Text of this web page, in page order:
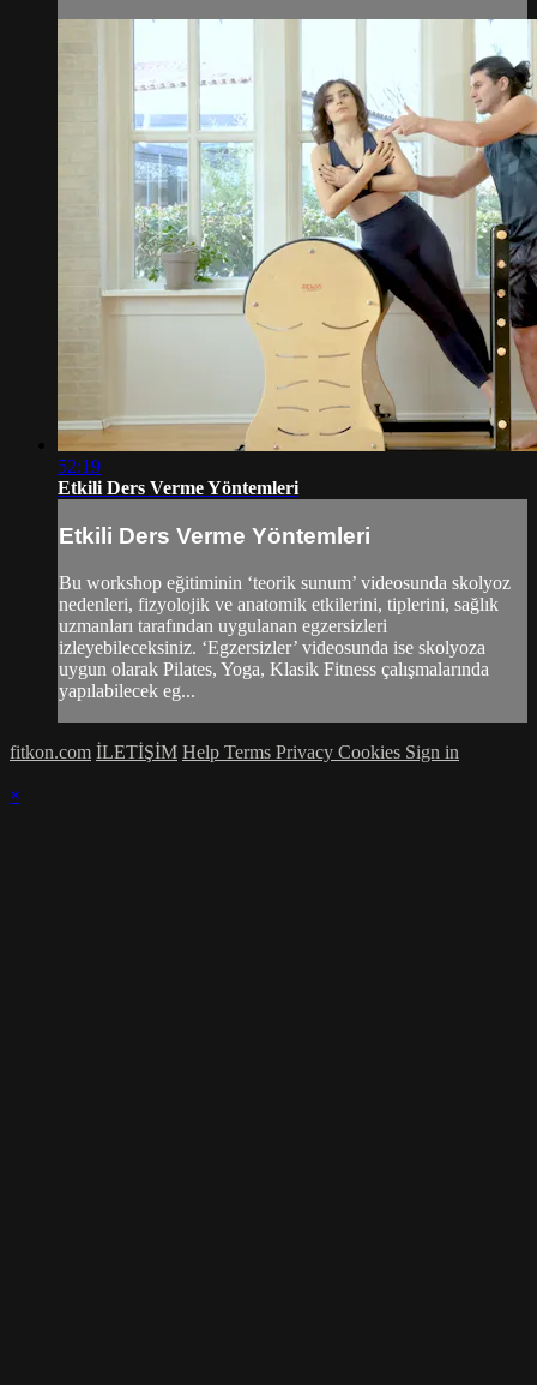
52:19
Etkili Ders Verme Yöntemleri
Etkili Ders Verme Yöntemleri
Bu workshop eğitiminin ‘teorik sunum’ videosunda skolyoz
nedenleri, fizyolojik ve anatomik etkilerini, tiplerini, sağlık
uzmanları tarafından uygulanan egzersizleri
izleyebileceksiniz. ‘Egzersizler’ videosunda ise skolyoza
uygun olarak Pilates, Yoga, Klasik Fitness çalışmalarında
yapılabilecek eg...
fitkon.com İLETİŞİM Help Terms Privacy Cookies Sign in
×